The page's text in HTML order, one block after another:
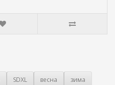
SDXL весна
зима